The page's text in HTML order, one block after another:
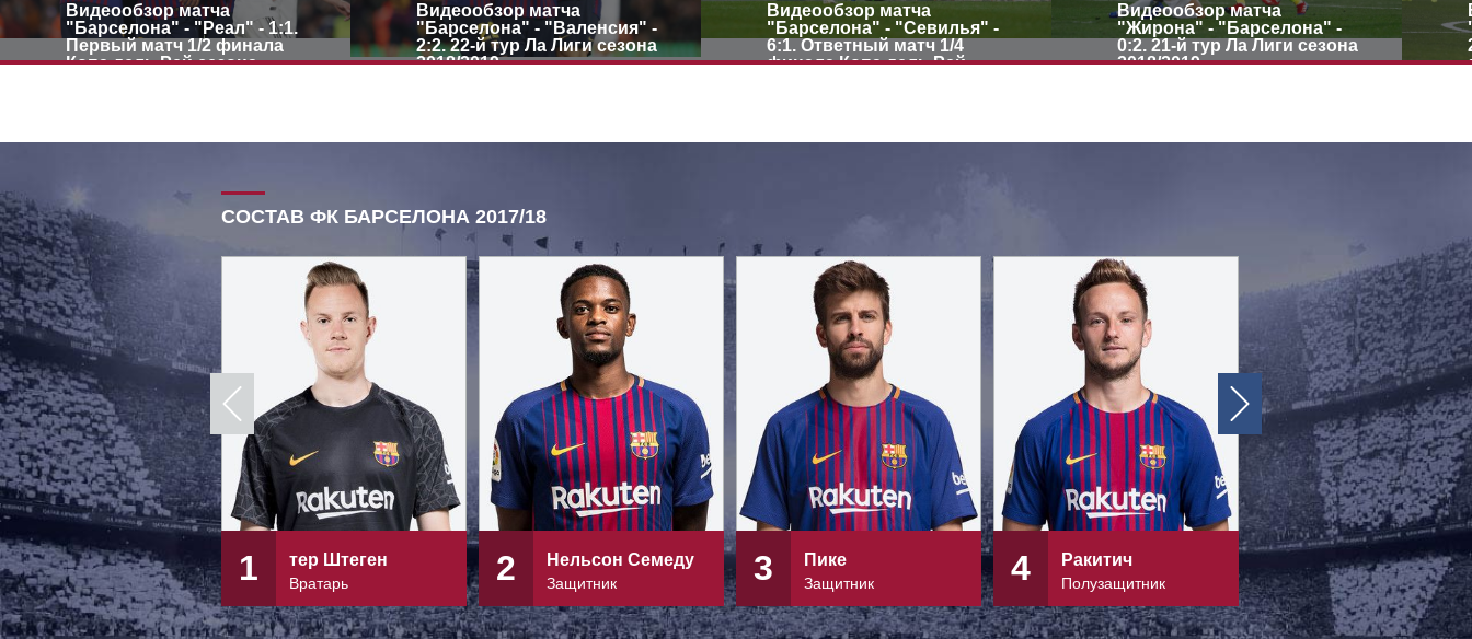
Видеообзор матча
"Барселона" - "Реал" - 1:1.
Первый матч 1/2 финала
Копа дель Рей сезона
Видеообзор матча
"Барселона" - "Валенсия" -
2:2. 22-й тур Ла Лиги сезона
2018/2019
Видеообзор матча
"Барселона" - "Севилья" -
6:1. Ответный матч 1/4
финала Копа дель Рей
Видеообзор матча
"Жирона" - "Барселона" -
0:2. 21-й тур Ла Лиги сезона
2018/2019
СОСТАВ ФК БАРСЕЛОНА 2017/18
1 тер Штеген
Вратарь 2 Нельсон Семеду
Защитник 3 Пике
Защитник 4 Ракитич
Полузащитник 5 Бускетс
Полузащитник